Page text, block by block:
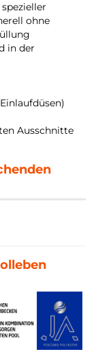
ohne
in der
Ausschnitte